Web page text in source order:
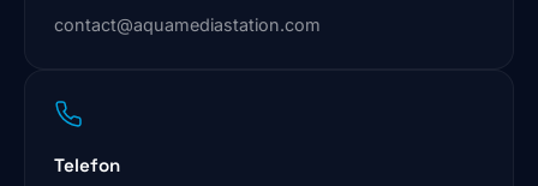
contact@aquamediastation.com
Telefon